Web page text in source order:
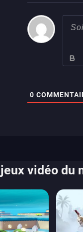
0
vidéo du